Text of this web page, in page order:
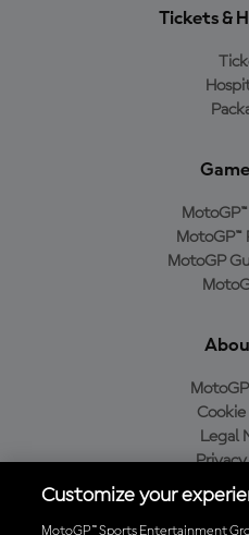
Tickets &
MotoGP™
MotoGP
Legal
Customize your
MotoGP™ Sports Entertainment